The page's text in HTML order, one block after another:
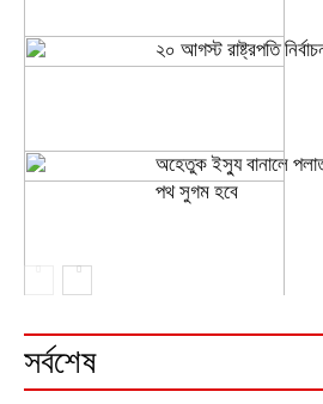
২০ আগস্ট রাষ্ট্রপতি
অহেতুক ইস্যু বানালে
পথ সুগম হবে
সর্বশেষ